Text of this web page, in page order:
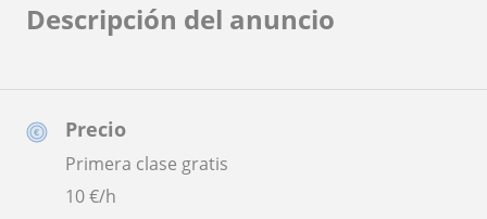
Precio
Primera clase gratis
10€/h
Descripción del anuncio